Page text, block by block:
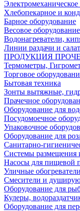
Хлебопекарное и
Барное оборудование
Весовое оборудование
Водонагреватели,
Линии раздачи и
ПРОДУКЦИЯ
Термометры,
Торговое
Бытовая техника
Зонты вытяжные,
Прачечное
Оборудование для
Посудомоечное
Упаковочное
Оборудование для
Санитарно-
Системы размещения
Насосы для пищевой
Уличные обогреватели
Смесители и
Оборудование для
Кулеры,
Оборудование для